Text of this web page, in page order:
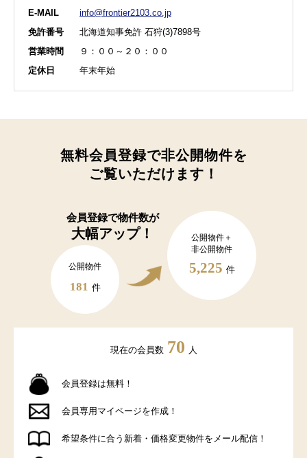
E-MAIL
info@frontier2103.co.jp
免許番号
北海道知事免許 石狩(3)7898号
営業時間
９：００～２０：００
定休日
年末年始
無料会員登録で非公開物件を
ご覧いただけます！
会員登録で物件数が
大幅アップ！
公開物件
181 件
公開物件＋
非公開物件
5,225 件
現在の会員数 70 人
会員登録は無料！
会員専用マイページを作成！
希望条件に合う新着・価格変更物件をメール配信！